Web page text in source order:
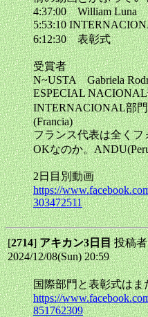
4:37:00 William Luna
5:53:10
6:12:30 表彰式
受賞者
N~USTA Gabriela
ESPECIAL
INTERNACIONAL部門
(Francia)
フランス代表は全く
OKなのか。
2日目別動画
https://
303472511
[2714]アキカン3日目投稿
2024/12/08(Sun) 20:59
国際部門と表彰式は
https://
851762309